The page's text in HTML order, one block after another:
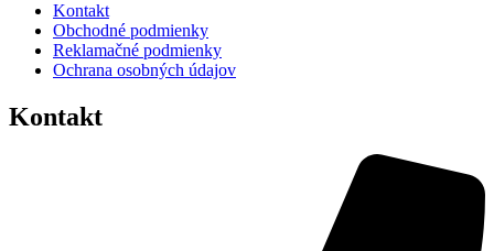
Kontakt
Obchodné podmienky
Reklamačné podmienky
Ochrana osobných údajov
Kontakt